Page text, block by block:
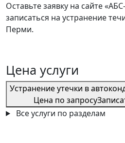
Оставьте заявку на сайте
записаться на устранение
Перми.
Цена услуги
Устранение утечки в
Цена по запросу
Все услуги по разделам